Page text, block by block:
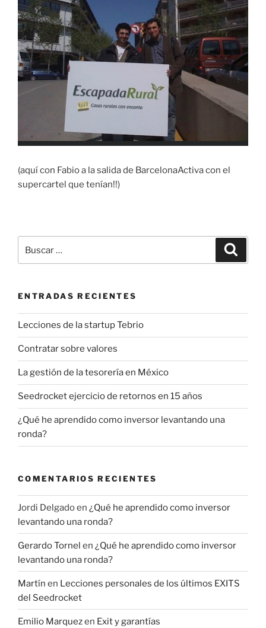
(aquí con Fabio a la salida de BarcelonaActiva con el
supercartel que tenían!!)
por:
ENTRADAS RECIENTES
Lecciones de la startup Tebrio
Contratar sobre valores
La gestión de la tesorería en México
Seedrocket ejercicio de retornos en 15 años
¿Qué he aprendido como inversor levantando una
ronda?
COMENTARIOS RECIENTES
Jordi Delgadoen ¿Qué he aprendido como inversor
levantando una ronda?
Gerardo Tornel en ¿Qué he aprendido como inversor
levantando una ronda?
Martín en Lecciones personales de los últimos EXITS
del Seedrocket
Emilio Marquezen Exit y garantías